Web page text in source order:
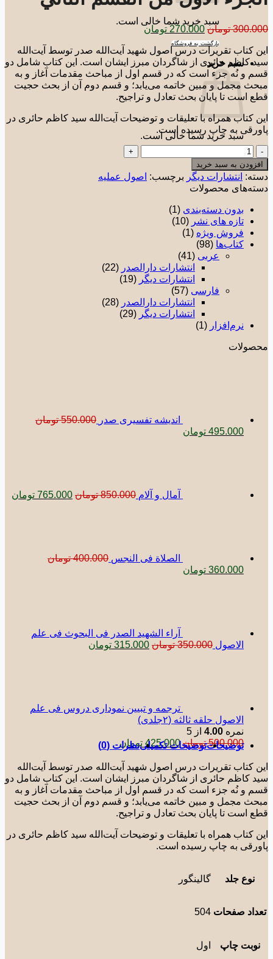
سبد خرید شما خالی است.
بازگشت به فروشگاه
سبد خرید
سبد خرید شما خالی است.
بازگشت به فروشگاه
تومانقیمت
اصلی:
300.000 تومان
بود.
270.000 تومانقیمت
270.000 تومان.
کتاب تقریرات درس اصول شهید آیت‌الله صدر توسط آیت‌الله
کاظم حائری از شاگردان مبرز ایشان است. این کتاب شامل دو
و نُه جزء است که در قسم اول از مباحث مقدمات آغاز و به
مجمل و مبین خاتمه می‌یابد؛ و قسم دوم آن از بحث حجیت
است تا پایان بحث تعادل و تراجیح.
کتاب همراه با تعلیقات و توضیحات آیت‌الله سید کاظم حائری در
به چاپ رسیده است.
مباحث
الاصول
(جلد
پنجم):
الأول
القسم
الثاني
به سبد خرید
انتشارات دیگر برچسب:اصول عملیه
محصولات
بدون دسته‌بندی (1)
تازه های نشر (10)
فروش ویژه (1)
کتاب‌ها (98)
عربی (41)
انتشارات دارالصدر (22)
انتشارات دیگر (19)
فارسی (57)
انتشارات دارالصدر (28)
انتشارات دیگر (29)
نرم‌افزار (1)
اندیشه تفسیری صدر 550.000 تومان
قیمت
495.000 تومانقیمت
آمال و آلام 850.000 تومان 765.000 تومان
الصلاة فی النجس 400.000 تومان
قیمت
360.000 تومانقیمت
آراء الشهید الصدر فی البحوث فی علم
الاصول 350.000 تومانقیمت
315.000 تومانقیمت
ترجمه و تبیین نموداری دروس فی علم
الاصول حلقه ثالثه (٢جلدی)
نمره4.00از 5
500.000 تومانقیمت
500.000 تومان
بود.
425.000 تومانقیمت
فعلی:
425.000 تومان.
توضیحاتتوضیحات تکمیلینظرات (0)
کتاب تقریرات درس اصول شهید آیت‌الله صدر توسط آیت‌الله
کاظم حائری از شاگردان مبرز ایشان است. این کتاب شامل دو
و نُه جزء است که در قسم اول از مباحث مقدمات آغاز و به
مجمل و مبین خاتمه می‌یابد؛ و قسم دوم آن از بحث حجیت
است تا پایان بحث تعادل و تراجیح.
کتاب همراه با تعلیقات و توضیحات آیت‌الله سید کاظم حائری در
به چاپ رسیده است.
نوع جلد گالینگور
صفحات 504
چاپ اول